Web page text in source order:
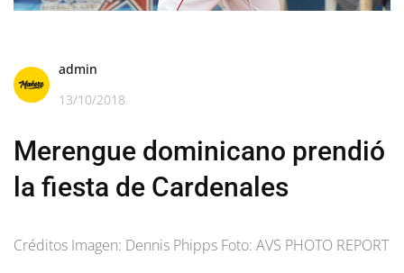
admin
13/10/2018
Merengue dominicano prendió
la fiesta de Cardenales
Créditos Imagen: Dennis Phipps Foto: AVS PHOTO REPORT